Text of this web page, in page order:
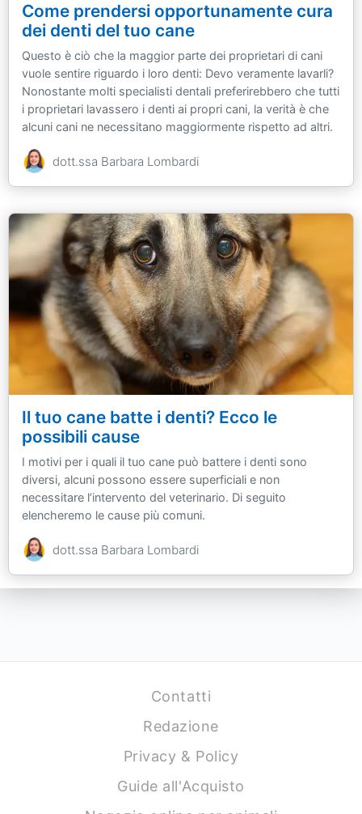
Come prendersi opportunamente cura
dei denti del tuo cane
Questo è ciò che la maggior parte dei proprietari di cani
vuole sentire riguardo i loro denti: Devo veramente lavarli?
Nonostante molti specialisti dentali preferirebbero che tutti
i proprietari lavassero i denti ai propri cani, la verità è che
alcuni cani ne necessitano maggiormente rispetto ad altri.
dott.ssa Barbara Lombardi
Il tuo cane batte i denti? Ecco le
possibili cause
I motivi per i quali il tuo cane può battere i denti sono
diversi, alcuni possono essere superficiali e non
necessitare l’intervento del veterinario. Di seguito
elencheremo le cause più comuni.
dott.ssa Barbara Lombardi
Contatti
Redazione
Privacy & Policy
Guide all'Acquisto